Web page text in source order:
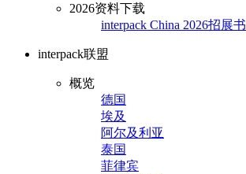
2026资料下载
interpack China 2026招展书
interpack联盟
概览
德国
埃及
阿尔及利亚
泰国
菲律宾